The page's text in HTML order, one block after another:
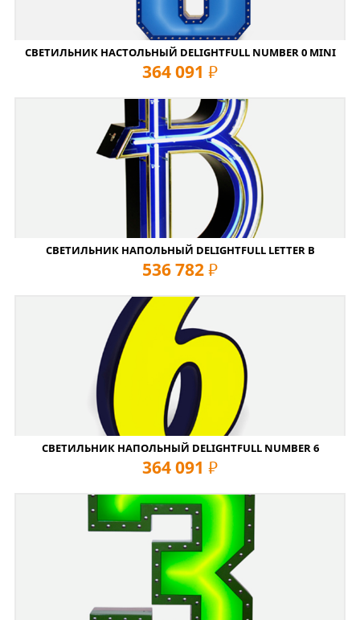
СВЕТИЛЬНИК НАСТОЛЬНЫЙ DELIGHTFULL NUMBER 0 MINI
364 091 руб
СВЕТИЛЬНИК НАПОЛЬНЫЙ DELIGHTFULL LETTER B
536 782 руб
СВЕТИЛЬНИК НАПОЛЬНЫЙ DELIGHTFULL NUMBER 6
364 091 руб